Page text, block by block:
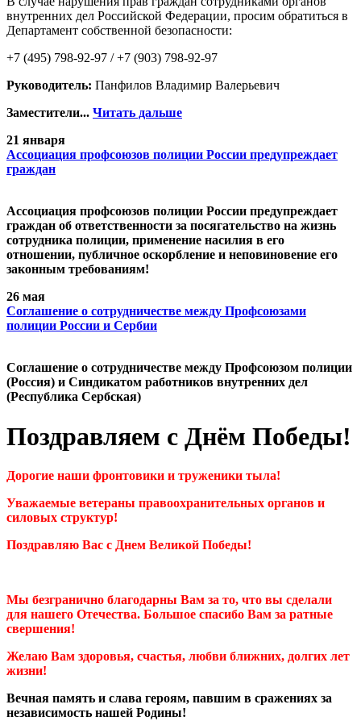
внутренних дел Российской Федерации, просим обратиться в
Департамент собственной безопасности:
+7 (495) 798-92-97 / +7 (903) 798-92-97
Руководитель: Панфилов Владимир Валерьевич
Заместители... Читать дальше
21 января
Ассоциация профсоюзов полиции России предупреждает
граждан
Ассоциация профсоюзов полиции России предупреждает
граждан об ответственности за посягательство на жизнь
сотрудника полиции, применение насилия в его
отношении, публичное оскорбление и неповиновение его
законным требованиям!
26 мая
Cоглашение о сотрудничестве между Профсоюзами
полиции России и Сербии
Cоглашение о сотрудничестве между Профсоюзом полиции
(Россия) и Синдикатом работников внутренних дел
(Республика Сербская)
Поздравляем с Днём Победы!
Дорогие наши фронтовики и труженики тыла!
Уважаемые ветераны правоохранительных органов и
силовых структур!
Поздравляю Вас с Днем Великой Победы!
Мы безгранично благодарны Вам за то, что вы сделали
для нашего Отечества. Большое спасибо Вам за ратные
свершения!
Желаю Вам здоровья, счастья, любви ближних, долгих лет
жизни!
Вечная память и слава героям, павшим в сражениях за
независимость нашей Родины!